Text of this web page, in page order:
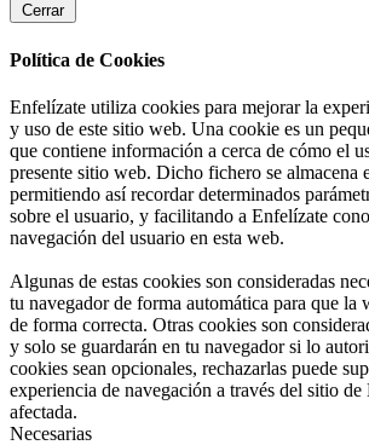
de
Cerrar
Política de Cookies
Enfelízate utiliza cookies para mejorar la
y uso de este sitio web. Una cookie es un
que contiene información a cerca de cómo el
presente sitio web. Dicho fichero se almacena
permitiendo así recordar determinados
sobre el usuario, y facilitando a Enfelízate
navegación del usuario en esta web.
Algunas de estas cookies son consideradas
tu navegador de forma automática para que la
de forma correcta. Otras cookies son
y solo se guardarán en tu navegador si lo
cookies sean opcionales, rechazarlas puede
experiencia de navegación a través del sitio de
afectada.
Necesarias